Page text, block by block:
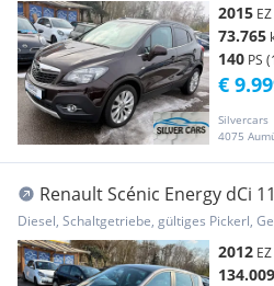
2015 EZ
73.765
140 PS
Silvercars
4075
€
Renault Scénic Energy dCi
Edition
Diesel, Schaltgetriebe, gültiges Pickerl,
2012 EZ
134.009